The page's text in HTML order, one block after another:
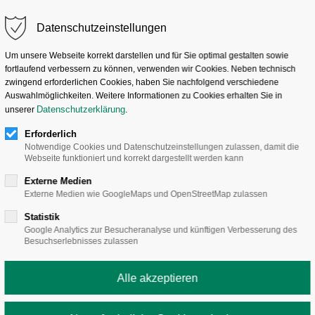
Karriere Standorte Digitales Über uns
Datenschutzeinstellungen
Um unsere Webseite korrekt darstellen und für Sie optimal gestalten sowie
fortlaufend verbessern zu können, verwenden wir Cookies. Neben technisch
zwingend erforderlichen Cookies, haben Sie nachfolgend verschiedene
Auswahlmöglichkeiten. Weitere Informationen zu Cookies erhalten Sie in
unserer Datenschutzerklärung.
Erforderlich
Notwendige Cookies und Datenschutzeinstellungen zulassen, damit die
Webseite funktioniert und korrekt dargestellt werden kann
Externe Medien
Externe Medien wie GoogleMaps und OpenStreetMap zulassen
Statistik
Google Analytics zur Besucheranalyse und künftigen Verbesserung des
Besuchserlebnisses zulassen
Karriere Standorte Digitales Über uns